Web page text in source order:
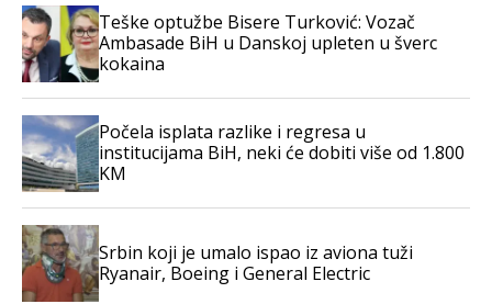
Teške optužbe Bisere Turković: Vozač
Ambasade BiH u Danskoj upleten u šverc
kokaina
Počela isplata razlike i regresa u
institucijama BiH, neki će dobiti više od 1.800
KM
Srbin koji je umalo ispao iz aviona tuži
Ryanair, Boeing i General Electric